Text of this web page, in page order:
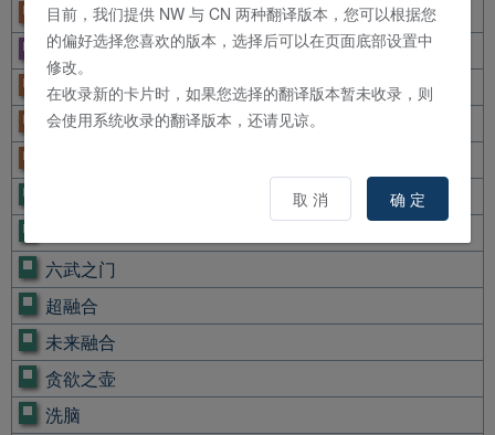
三眼怪
千眼纳祭魔
处刑人-摩休罗
混沌壶
六武之门
超融合
未来融合
贪欲之壶
洗脑
目前，我们提供 NW 与 CN 两种翻译版本，您可以根据您
的偏好选择您喜欢的版本，选择后可以在页面底部设置中
修改。
在收录新的卡片时，如果您选择的翻译版本暂未收录，则
会使用系统收录的翻译版本，还请见谅。
取 消 确 定